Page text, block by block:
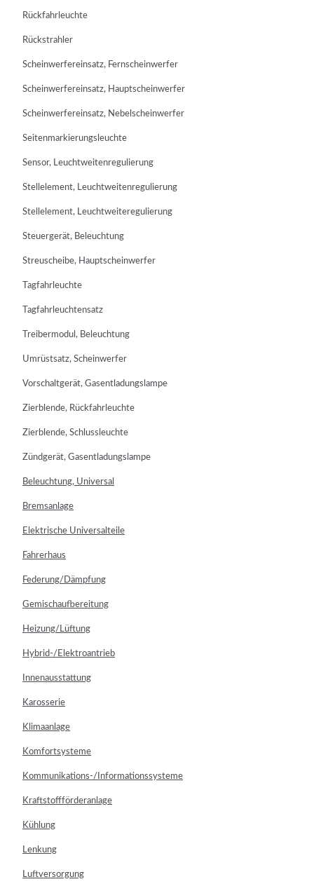
Rückfahrleuchte
Rückstrahler
Scheinwerfereinsatz, Fernscheinwerfer
Scheinwerfereinsatz, Hauptscheinwerfer
Scheinwerfereinsatz, Nebelscheinwerfer
Seitenmarkierungsleuchte
Sensor, Leuchtweitenregulierung
Stellelement, Leuchtweitenregulierung
Stellelement, Leuchtweiteregulierung
Steuergerät, Beleuchtung
Streuscheibe, Hauptscheinwerfer
Tagfahrleuchte
Tagfahrleuchtensatz
Treibermodul, Beleuchtung
Umrüstsatz, Scheinwerfer
Vorschaltgerät, Gasentladungslampe
Zierblende, Rückfahrleuchte
Zierblende, Schlussleuchte
Zündgerät, Gasentladungslampe
Beleuchtung, Universal
Bremsanlage
Elektrische Universalteile
Fahrerhaus
Federung/Dämpfung
Gemischaufbereitung
Heizung/Lüftung
Hybrid-/Elektroantrieb
Innenausstattung
Karosserie
Klimaanlage
Komfortsysteme
Kommunikations-/Informationssysteme
Kraftstoffförderanlage
Kühlung
Lenkung
Luftversorgung